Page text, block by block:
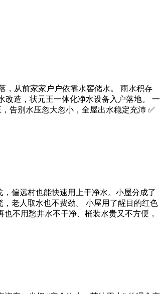
，从前家家户户依靠水窖储水。 雨水积存
造，状元王一体化净水设备入户落地。 一
告别水压忽大忽小，全屋出水稳定充沛 ✅
偏远村也能快速用上干净水。小屋分成了
老人取水也不费劲。 小屋用了醒目的红色
不用愁井水不干净、桶装水贵又不方便，